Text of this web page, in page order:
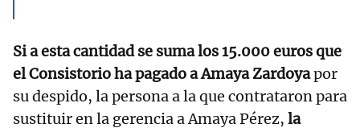
Si a esta cantidad se suma los 15.000 euros que
el Consistorio ha pagado a Amaya Zardoyapor
su despido, la persona a la que contrataron para
sustituir en la gerencia a Amaya Pérez, la